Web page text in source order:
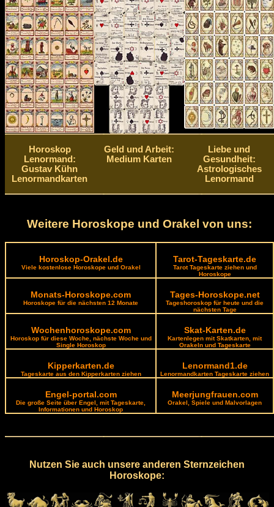
Horoskop
Lenormand:
Gustav Kühn
Lenormandkarten
Geld und Arbeit:
Medium Karten
Liebe und
Gesundheit:
Astrologisches
Lenormand
Weitere Horoskope und Orakel von uns:
Horoskop-Orakel.de
Viele kostenlose Horoskope und Orakel
Tarot-Tageskarte.de
Tarot Tageskarte ziehen und
Horoskope
Monats-Horoskope.com
Horoskope für die nächsten 12 Monate
Tages-Horoskope.net
Tageshoroskop für heute und die
nächsten Tage
Wochenhoroskope.com
Horoskop für diese Woche, nächste Woche und
Single Horoskop
Skat-Karten.de
Kartenlegen mit Skatkarten, mit
Orakeln und Tageskarte
Kipperkarten.de
Tageskarte aus den Kipperkarten ziehen
Lenormand1.de
Lenormandkarten Tageskarte ziehen
Engel-portal.com
Die große Seite über Engel, mit Tageskarte,
Informationen und Horoskop
Meerjungfrauen.com
Orakel, Spiele und Malvorlagen
Nutzen Sie auch unsere anderen Sternzeichen
Horoskope: